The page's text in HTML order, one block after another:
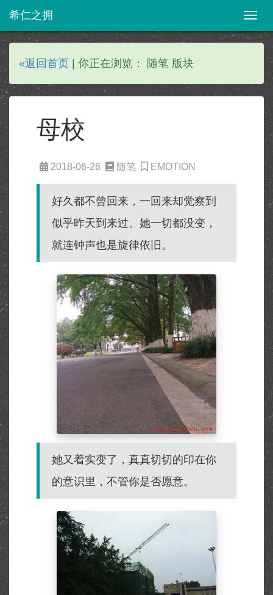
希仁之拥
«返回首页 | 你正在浏览： 随笔 版块
母校
2018-06-26 随笔 EMOTION
好久都不曾回来，一回来却觉察到
似乎昨天到来过。她一切都没变，
就连钟声也是旋律依旧。
她又着实变了，真真切切的印在你
的意识里，不管你是否愿意。